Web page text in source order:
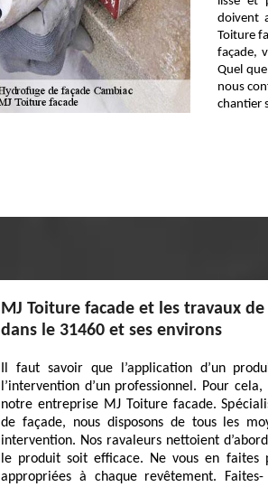
doivent
Toiture
façade,
Quel
nous
chantier
MJ Toiture facade et les travaux
dans le 31460 et ses environs
Il faut savoir que l’application d’un
l’intervention d’un professionnel. Pour
notre entreprise MJ Toiture facade.
de façade, nous disposons de tous les
intervention. Nos ravaleurs nettoient
le produit soit efficace. Ne vous en faites
appropriées à chaque revêtement.